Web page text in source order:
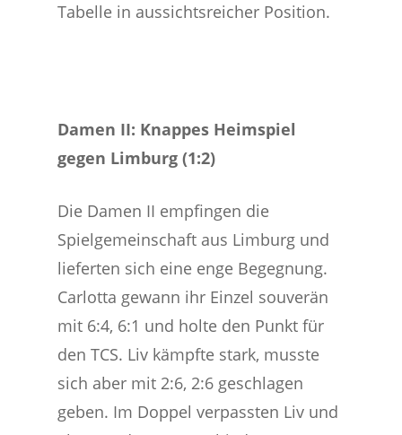
Tabelle in aussichtsreicher Position.
Damen II: Knappes Heimspiel
gegen Limburg (1:2)
Die Damen II empfingen die
Spielgemeinschaft aus Limburg und
lieferten sich eine enge Begegnung.
Carlotta gewann ihr Einzel souverän
mit 6:4, 6:1 und holte den Punkt für
den TCS. Liv kämpfte stark, musste
sich aber mit 2:6, 2:6 geschlagen
geben. Im Doppel verpassten Liv und